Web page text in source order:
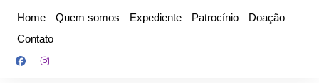
conteúdo
Home Quem somos Expediente Patrocínio
Doação
Contato